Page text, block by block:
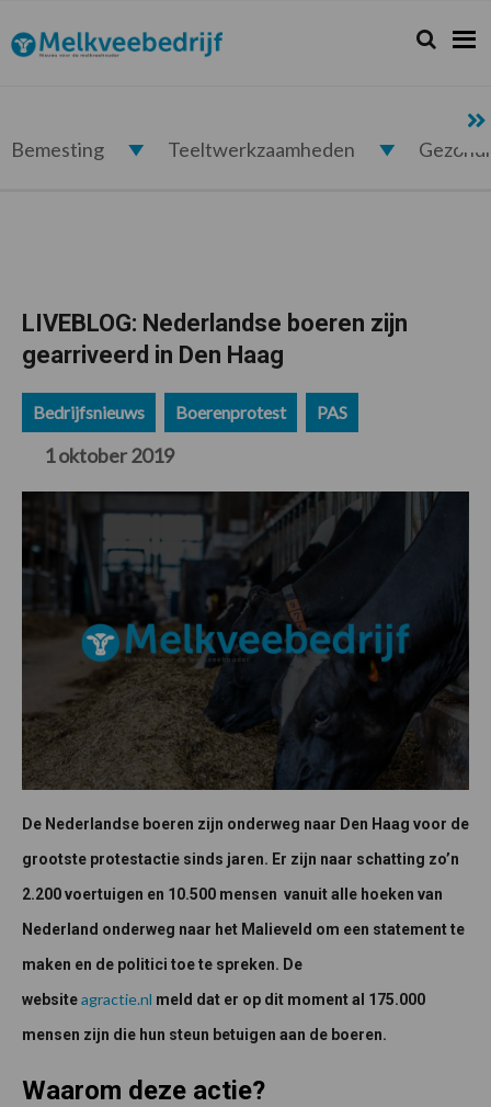
de
hoofdnavigatie
de
hoofd
de
eerste
de
voettekst
Melkveebedrijf.nl Zoeken...
Zoek
Bemesting Teeltwerkzaamheden
LIVEBLOG: Nederlandse boeren zijn
gearriveerd in Den Haag
Bedrijfsnieuws Boerenprotest PAS
1 oktober 2019
De Nederlandse boeren zijn onderweg naar Den Haag voor de
grootste protestactie sinds jaren. Er zijn naar schatting zo’n
2.200 voertuigen en 10.500 mensen vanuit alle hoeken van
Nederland onderweg naar het Malieveld om een statement te
maken en de politici toe te spreken. De
websiteagractie.nl meld dat er op dit moment al 175.000
mensen zijn die hun steun betuigen aan de boeren.
Waarom deze actie?